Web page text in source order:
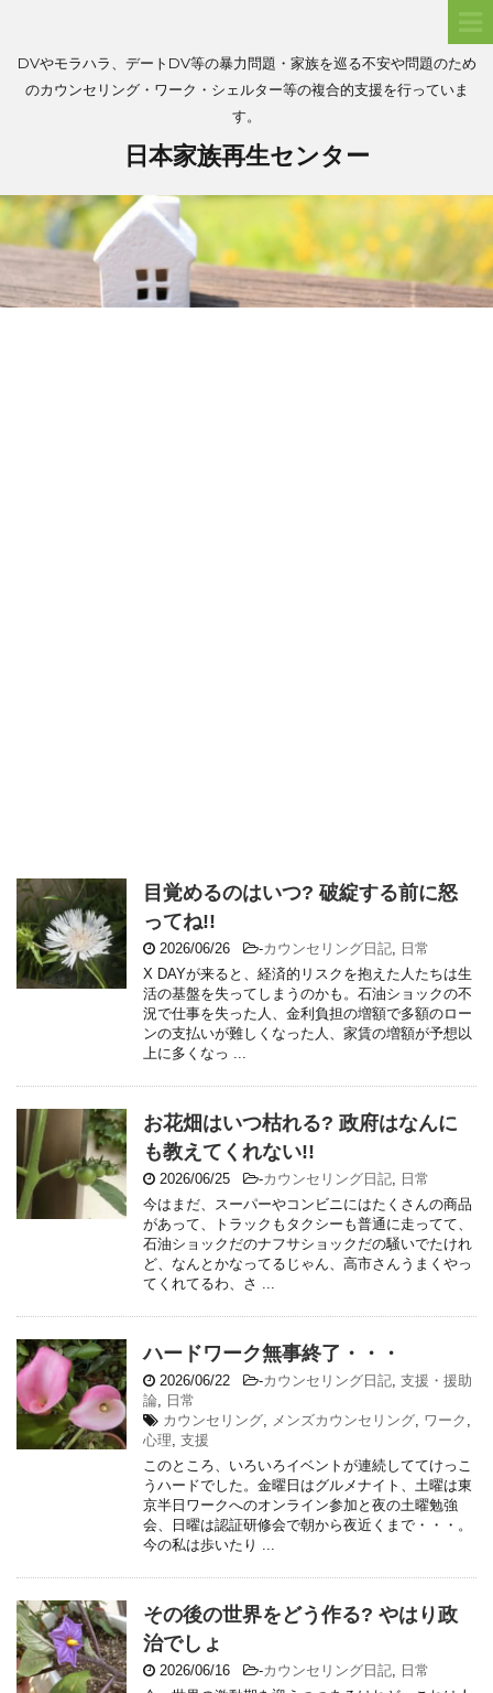
DVやモラハラ、デートDV等の暴力問題・家族を巡る不安や問題のため
のカウンセリング・ワーク・シェルター等の複合的支援を行っていま
す。
日本家族再生センター
目覚めるのはいつ? 破綻する前に怒
ってね!!
2026/06/26 -カウンセリング日記
日常
X DAYが来ると、経済的リスクを抱えた人たちは生
活の基盤を失ってしまうのかも。石油ショックの不
況で仕事を失った人、金利負担の増額で多額のロー
ンの支払いが難しくなった人、家賃の増額が予想以
上に多くなっ ...
お花畑はいつ枯れる? 政府はなんに
も教えてくれない!!
2026/06/25 -カウンセリング日記
日常
今はまだ、スーパーやコンビニにはたくさんの商品
があって、トラックもタクシーも普通に走ってて、
石油ショックだのナフサショックだの騒いでたけれ
ど、なんとかなってるじゃん、高市さんうまくやっ
てくれてるわ、さ ...
ハードワーク無事終了・・・
2026/06/22 -カウンセリング日記 支援・援助
論
日常
カウンセリング
メンズカウンセリング ワーク
心理 支援
このところ、いろいろイベントが連続しててけっこ
うハードでした。金曜日はグルメナイト、土曜は東
京半日ワークへのオンライン参加と夜の土曜勉強
会、日曜は認証研修会で朝から夜近くまで・・・。
今の私は歩いたり ...
その後の世界をどう作る? やはり政
治でしょ
2026/06/16 -カウンセリング日記
日常